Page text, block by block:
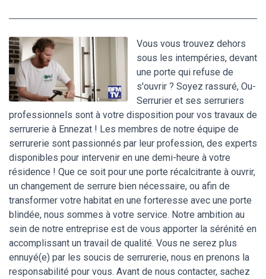
Vous vous trouvez dehors
sous les intempéries, devant
une porte qui refuse de
s'ouvrir ? Soyez rassuré, Ou-
Serrurier et ses serruriers
professionnels sont à votre disposition pour vos travaux de
serrurerie à Ennezat ! Les membres de notre équipe de
serrurerie sont passionnés par leur profession, des experts
disponibles pour intervenir en une demi-heure à votre
résidence ! Que ce soit pour une porte récalcitrante à ouvrir,
un changement de serrure bien nécessaire, ou afin de
transformer votre habitat en une forteresse avec une porte
blindée, nous sommes à votre service. Notre ambition au
sein de notre entreprise est de vous apporter la sérénité en
accomplissant un travail de qualité. Vous ne serez plus
ennuyé(e) par les soucis de serrurerie, nous en prenons la
responsabilité pour vous. Avant de nous contacter, sachez